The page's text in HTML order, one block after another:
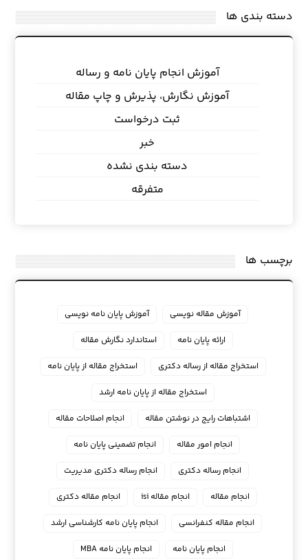
دسته بندی ها
آموزش انجام پایان نامه و رساله
آموزش نگارش، پذیرش و چاپ مقاله
ثبت درخواست
خبر
دسته بندی نشده
متفرقه
برچسب ها
آموزش مقاله نویسی
آموزش پایان نامه نویسی
ارائه پایان نامه
استاندارد نگارش مقاله
استخراج مقاله از رساله دکتری
استخراج مقاله از پایان نامه
استخراج مقاله از پایان نامه ارشد
اشتباهات رایج در نوشتن مقاله
انجام اصلاحات مقاله
انجام امور مقاله
انجام تضمینی پایان نامه
انجام رساله دکتری
انجام رساله دکتری مدیریت
انجام مقاله
انجام مقاله isi
انجام مقاله دکتری
انجام مقاله کنفرانسی
انجام پايان نامه كارشناسي ارشد
انجام پایان نامه
انجام پایان نامه MBA